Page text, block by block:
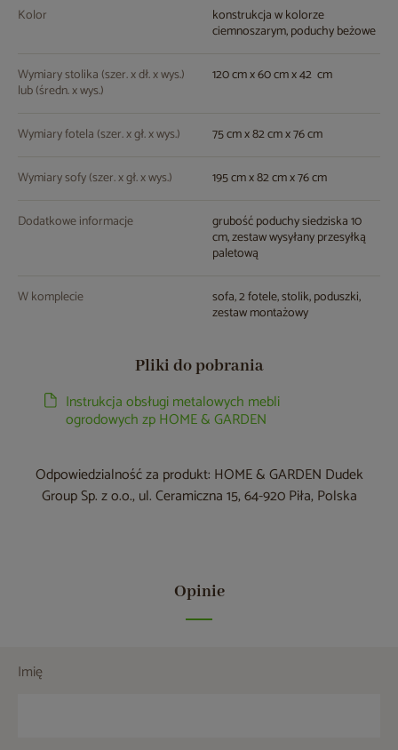
Kolor konstrukcja w kolorze
ciemnoszarym, poduchy beżowe
Wymiary stolika (szer. x dł. x wys.)
lub (średn. x wys.)
120 cm x 60 cm x 42 cm
Wymiary fotela (szer. x gł. x wys.) 75 cm x 82 cm x 76 cm
Wymiary sofy (szer. x gł. x wys.) 195 cm x 82 cm x 76 cm
Dodatkowe informacje grubość poduchy siedziska 10
cm, zestaw wysyłany przesyłką
paletową
W komplecie sofa, 2 fotele, stolik, poduszki,
zestaw montażowy
Pliki do pobrania
Instrukcja obsługi metalowych mebli
ogrodowych zp HOME & GARDEN
Odpowiedzialność za produkt: HOME & GARDEN Dudek
Group Sp. z o.o., ul. Ceramiczna 15, 64-920 Piła, Polska
Opinie
Imię